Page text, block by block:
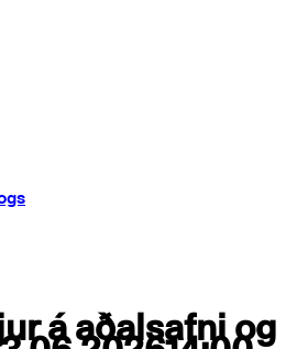
á aðalsafni og